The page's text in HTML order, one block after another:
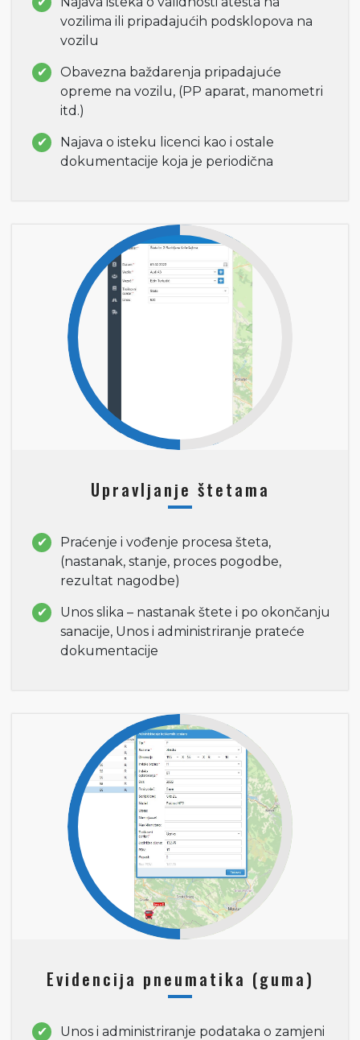
vozilima ili pripadajućih podsklopova na
vozilu
Obavezna baždarenja pripadajuće
opreme na vozilu, (PP aparat, manometri
itd.)
Najava o isteku licenci kao i ostale
dokumentacije koja je periodična
Upravljanje štetama
Praćenje i vođenje procesa šteta,
(nastanak, stanje, proces pogodbe,
rezultat nagodbe)
Unos slika – nastanak štete i po okončanju
sanacije, Unos i administriranje prateće
dokumentacije
Evidencija pneumatika (guma)
Unos i administriranje podataka o zamjeni